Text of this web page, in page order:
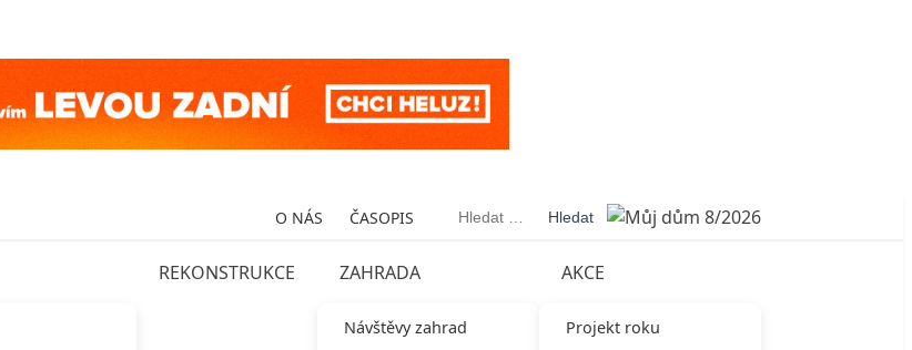
O NÁS ČASOPIS Vyhledávání
REKONSTRUKCE ZAHRADA
Návštěvy zahrad
AKCE
Projekt roku